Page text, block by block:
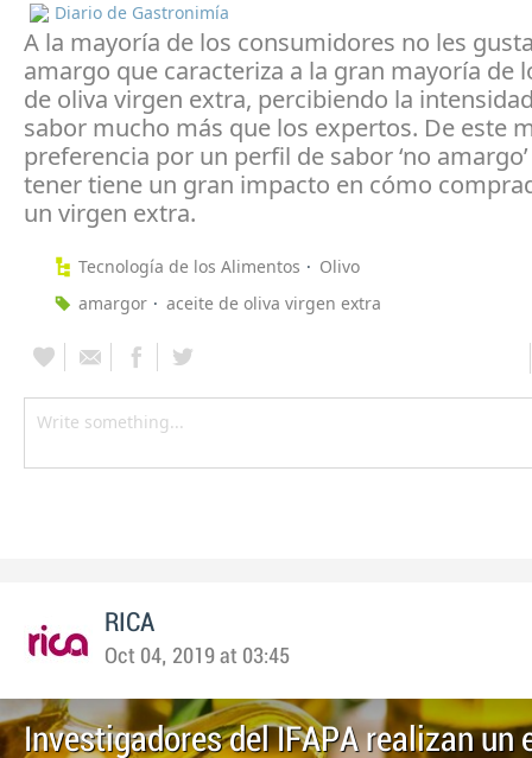
Diario de Gastronimía
A la mayoría de los consumidores no les
amargo que caracteriza a la gran mayoría de
de oliva virgen extra, percibiendo la
sabor mucho más que los expertos. De este
preferencia por un perfil de sabor ‘no
tener tiene un gran impacto en cómo
un virgen extra.
Tecnología de los Alimentos
Olivo
amargor
aceite de oliva virgen extra
RICA
Oct 04, 2019 at 03:45
Investigadores del IFAPA realizan un